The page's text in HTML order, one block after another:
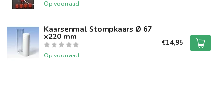
Op voorraad
Kaarsenmal Stompkaars Ø 67
x220 mm
Op voorraad
€14,95